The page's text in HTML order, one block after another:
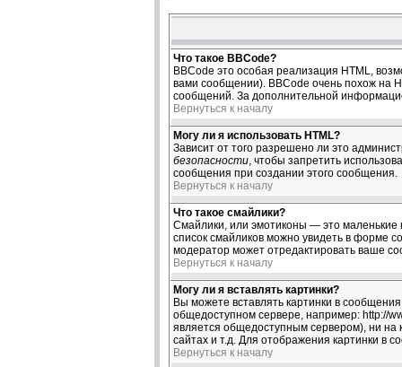
Что такое BBCode?
BBCode это особая реализация HTML,
вами сообщении). BBCode очень похож на
сообщений. За дополнительной
Вернуться к началу
Могу ли я использовать HTML?
Зависит от того разрешено ли это
безопасности, чтобы запретить
сообщения при создании этого сообщения.
Вернуться к началу
Что такое смайлики?
Смайлики, или эмотиконы — это маленькие
список смайликов можно увидеть в форме
модератор может отредактировать ваше
Вернуться к началу
Могу ли я вставлять картинки?
Вы можете вставлять картинки в
общедоступном сервере, например: http://
является общедоступным сервером), ни
сайтах и т.д. Для отображения картинки в
Вернуться к началу